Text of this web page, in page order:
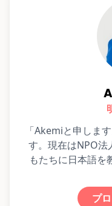
「Akemiと申しま
す。現在はNPO法
もたちに日本語を
プ